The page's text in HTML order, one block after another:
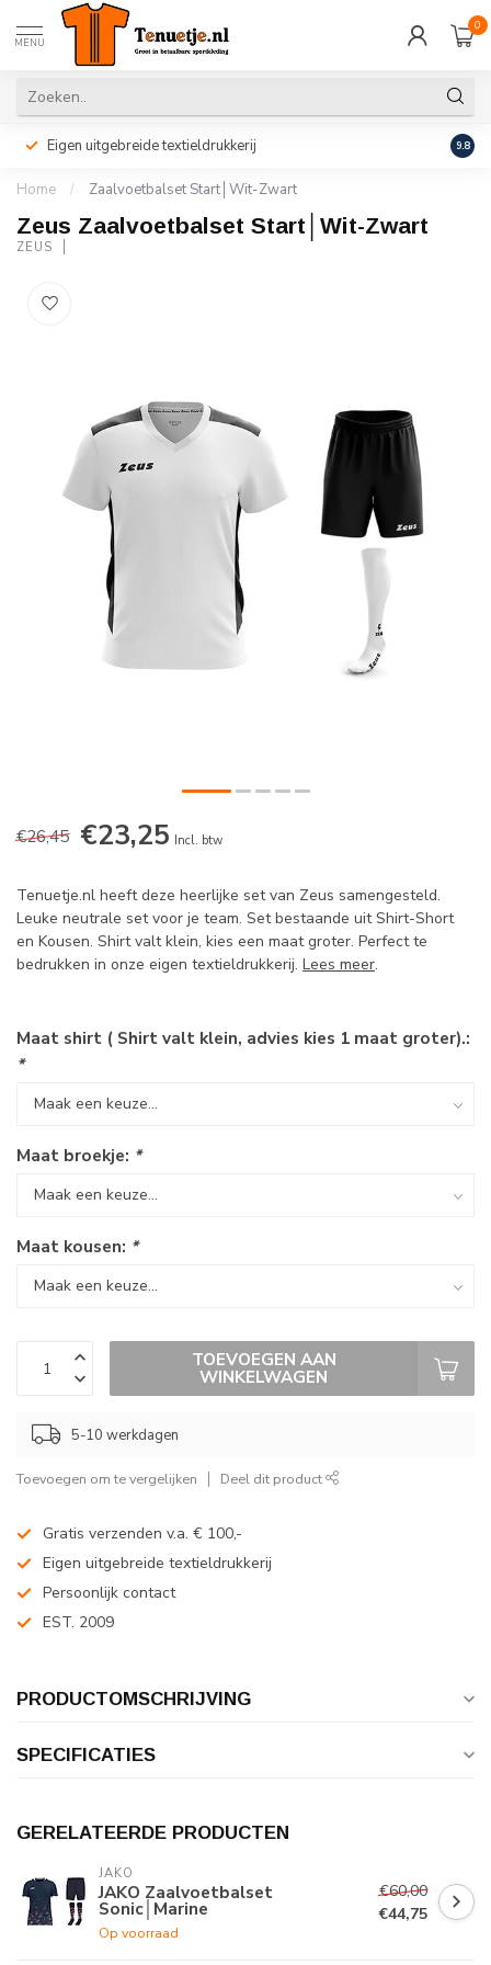
MENU
0
Eigen uitgebreide textieldrukkerij 9.8
Home / Zaalvoetbalset Start│Wit-Zwart
Zeus Zaalvoetbalset Start│Wit-Zwart
ZEUS
€26,45 €23,25 Incl. btw
Tenuetje.nl heeft deze heerlijke set van Zeus samengesteld.
Leuke neutrale set voor je team. Set bestaande uit Shirt-Short
en Kousen. Shirt valt klein, kies een maat groter. Perfect te
bedrukken in onze eigen textieldrukkerij. Lees meer.
Maat shirt ( Shirt valt klein, advies kies 1 maat groter).:
*
Maat broekje: *
Maat kousen: *
TOEVOEGEN AAN
WINKELWAGEN
5-10 werkdagen
Toevoegen om te vergelijken Deel dit product
Gratis verzenden v.a. € 100,-
Eigen uitgebreide textieldrukkerij
Persoonlijk contact
EST. 2009
PRODUCTOMSCHRIJVING
SPECIFICATIES
GERELATEERDE PRODUCTEN
JAKO
JAKO Zaalvoetbalset
Sonic│Marine
Op voorraad
€60,00
€44,75